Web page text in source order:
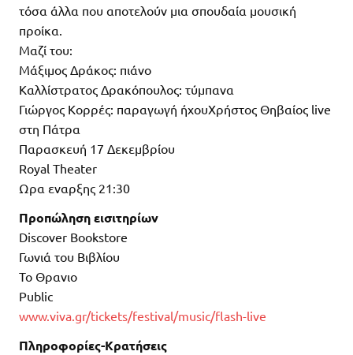
τόσα άλλα που αποτελούν μια σπουδαία μουσική
προίκα.
Μαζί του:
Μάξιμος Δράκος: πιάνο
Καλλίστρατος Δρακόπουλος: τύμπανα
Γιώργος Κορρές: παραγωγή ήχουΧρήστος Θηβαίος live
στη Πάτρα
Παρασκευή 17 Δεκεμβρίου
Royal Theater
Ωρα εναρξης 21:30
Προπώληση εισιτηρίων
Discover Bookstore
Γωνιά του Βιβλίου
Το Θρανιο
Public
www.viva.gr/tickets/festival/music/flash-live
Πληροφορίες-Κρατήσεις